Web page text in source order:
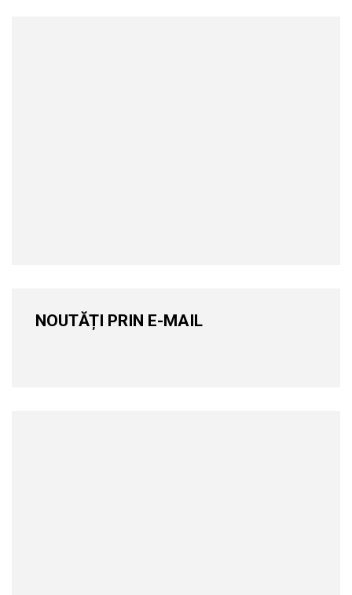
NOUTĂȚI PRIN E-MAIL